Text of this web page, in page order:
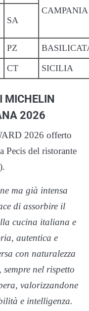
CAMPANIA
SA
PZ
CT SICILIA
MICHELIN
2026
2026 offerto
Pecis del ristorante
ma già intensa
di assorbire il
cucina italiana e
autentica e
con naturalezza
sempre nel rispetto
valorizzandone
e intelligenza.